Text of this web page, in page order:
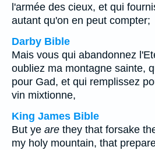
l'armée des cieux, et qui
autant qu'on en peut compter;
Darby Bible
Mais vous qui abandonnez
oubliez ma montagne sainte,
pour Gad, et qui remplissez
vin mixtionne,
King James Bible
But ye are they that forsake
my holy mountain, that